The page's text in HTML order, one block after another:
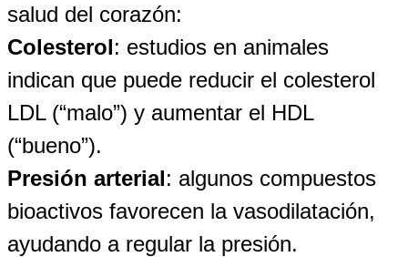
salud del corazón:
Colesterol: estudios en animales
indican que puede reducir el colesterol
LDL (“malo”) y aumentar el HDL
(“bueno”).
Presión arterial: algunos compuestos
bioactivos favorecen la vasodilatación,
ayudando a regular la presión.